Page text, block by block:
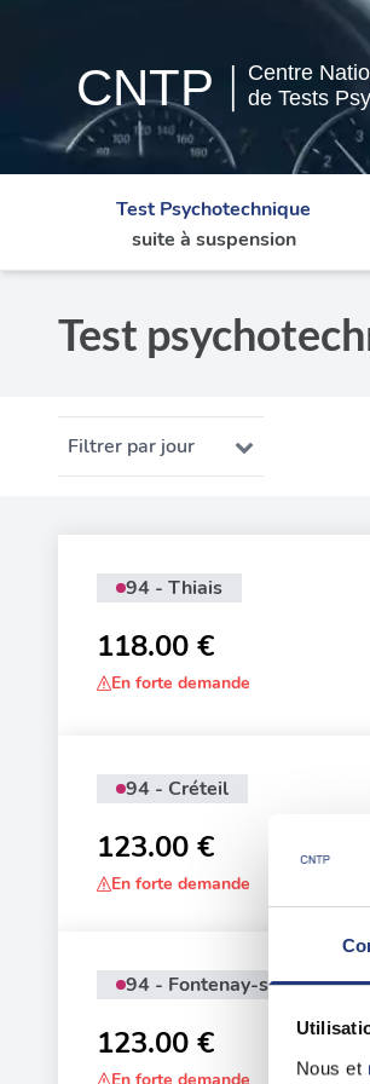
Nous et
Test Psychotechnique
suite à suspension
Test
Filtrer par jour
94 - Thiais
118.00 €
En forte demande
94 - Créteil
123.00 €
En forte demande
94 - Fontenay-sous-Bois
123.00 €